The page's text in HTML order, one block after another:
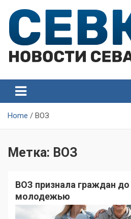
content
Севастополя
Севастополя
Home ВОЗ
Метка: ВОЗ
ВОЗ признала граждан до
молодежью